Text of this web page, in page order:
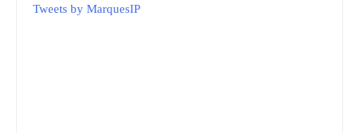
Tweets by MarquesIP